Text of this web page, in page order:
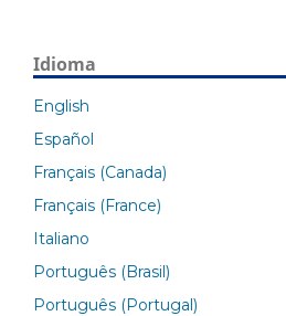
Idioma
English
Español
Français (Canada)
Français (France)
Italiano
Português (Brasil)
Português (Portugal)